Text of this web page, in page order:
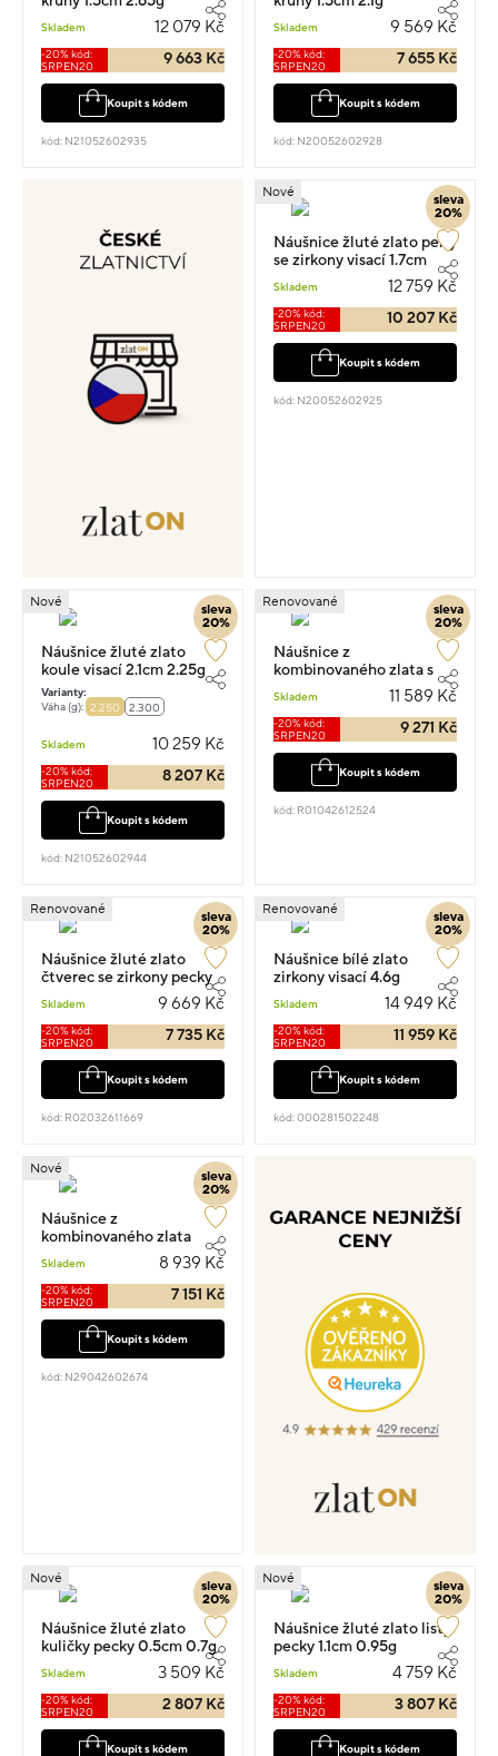
Skladem 12 079 Kč
-20% kód:
SRPEN20
9 663 Kč
Koupit s kódem
kód: N21052602935
Skladem 9 569 Kč
-20% kód:
SRPEN20
7 655 Kč
Koupit s kódem
kód: N20052602928
sleva
20%
Nové
Náušnice žluté zlato perly
se zirkony visací 1.7cm
Skladem 12 759 Kč
-20% kód:
SRPEN20
10 207 Kč
Koupit s kódem
kód: N20052602925
sleva
20%
Nové
Náušnice žluté zlato
koule visací 2.1cm 2.25g
Varianty:
Váha (g): 2.250 2.300
Skladem 10 259 Kč
-20% kód:
SRPEN20
8 207 Kč
Koupit s kódem
kód: N21052602944
sleva
20%
Renovované
Náušnice z
kombinovaného zlata s
diamanty 1.4cm 1.95g
Skladem 11 589 Kč
-20% kód:
SRPEN20
9 271 Kč
Koupit s kódem
kód: R01042612524
sleva
20%
Renovované
Náušnice žluté zlato
čtverec se zirkony pecky
Skladem 9 669 Kč
-20% kód:
SRPEN20
7 735 Kč
Koupit s kódem
kód: R02032611669
sleva
20%
Renovované
Náušnice bílé zlato
zirkony visací 4.6g
Skladem 14 949 Kč
-20% kód:
SRPEN20
11 959 Kč
Koupit s kódem
kód: 000281502248
sleva
20%
Nové
Náušnice z
kombinovaného zlata
kapka visací 3.4cm 1.9g
Skladem 8 939 Kč
-20% kód:
SRPEN20
7 151 Kč
Koupit s kódem
kód: N29042602674
sleva
20%
Nové
Náušnice žluté zlato
kuličky pecky 0.5cm 0.7g
Skladem 3 509 Kč
-20% kód:
SRPEN20
2 807 Kč
Koupit s kódem
sleva
20%
Nové
Náušnice žluté zlato listy
pecky 1.1cm 0.95g
Skladem 4 759 Kč
-20% kód:
SRPEN20
3 807 Kč
Koupit s kódem